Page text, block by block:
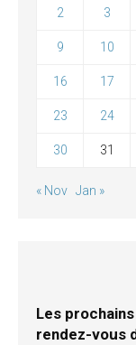
2 3
9 10
16 17
23 24
30 31
« Nov Jan »
Les
rendez-vous